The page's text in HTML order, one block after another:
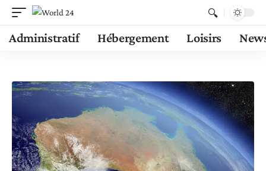
Administratif Hébergement Loisirs